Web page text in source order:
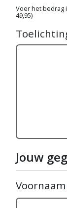
Voer het bedrag
49,95)
Jouw
Voornaam